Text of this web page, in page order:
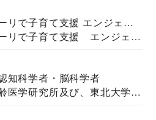
リで子育て支援 エンジェル
所所長
リで子育て支援 エンジェル
知科学者・脳科学者
医学研究所及び、東北大学大